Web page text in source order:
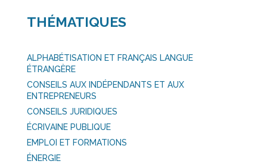
THÉMATIQUES
ALPHABÉTISATION ET FRANÇAIS LANGUE
ÉTRANGÈRE
CONSEILS AUX INDÉPENDANTS ET AUX
ENTREPRENEURS
CONSEILS JURIDIQUES
ÉCRIVAINE PUBLIQUE
EMPLOI ET FORMATIONS
ÉNERGIE